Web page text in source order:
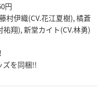
円
村伊織(CV.花江夏樹), 橘蒼
翔), 新堂カイト(CV.林勇)
ズを同梱!!